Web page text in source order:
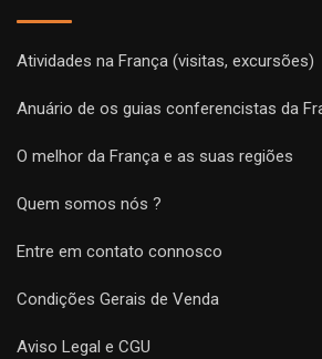
Atividades na França (visitas, excursões)
Anuário de os guias conferencistas da
O melhor da França e as suas regiões
Quem somos nós ?
Entre em contato connosco
Condições Gerais de Venda
Aviso Legal e CGU